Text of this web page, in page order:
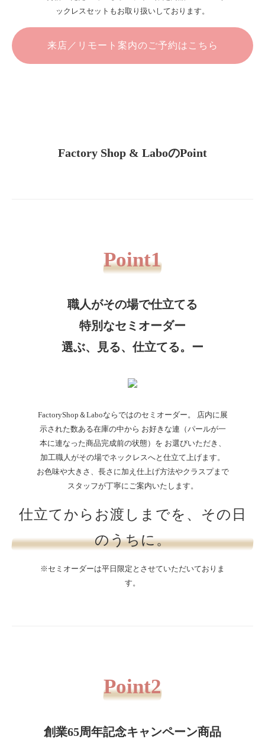
ックレスセットもお取り扱いしております。
来店／リモート案内のご予約はこちら
Factory Shop & LaboのPoint
Point1
職人がその場で仕立てる
特別なセミオーダー
選ぶ、見る、仕立てる。ー
FactoryShop＆Laboならではのセミオーダー。 店内に展
示された数ある在庫の中から お好きな連（パールが一
本に連なった商品完成前の状態）を お選びいただき、
加工職人がその場でネックレスへと仕立て上げます。
お色味や大きさ、長さに加え仕上げ方法やクラスプまで
スタッフが丁寧にご案内いたします。
仕立てからお渡しまでを、その日
のうちに。
※セミオーダーは平日限定とさせていただいておりま
す。
Point2
創業65周年記念キャンペーン商品